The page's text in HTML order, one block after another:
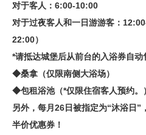
对于客人：6:00-10:00
对于过夜客人和一日游游客：
22:00）
*请抵达城堡后从前台的入浴券自动
◆桑拿（仅限南侧大浴场）
◆包租浴池（*仅限住宿客人预约。
另外，每月26日被指定为“沐浴日
半价优惠券！